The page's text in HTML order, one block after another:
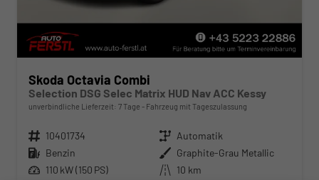
Skoda Octavia Combi
Selection DSG Selec Matrix HUD Nav ACC Kessy
unverbindliche Lieferzeit: 7 Tage Fahrzeug mit Tageszulassung
Fahrzeugnr. 10401734 Getriebe Automatik
Kraftstoff Benzin Außenfarbe Graphite-Grau Metallic
Leistung 110 kW (150 PS) Kilometerstand 10 km